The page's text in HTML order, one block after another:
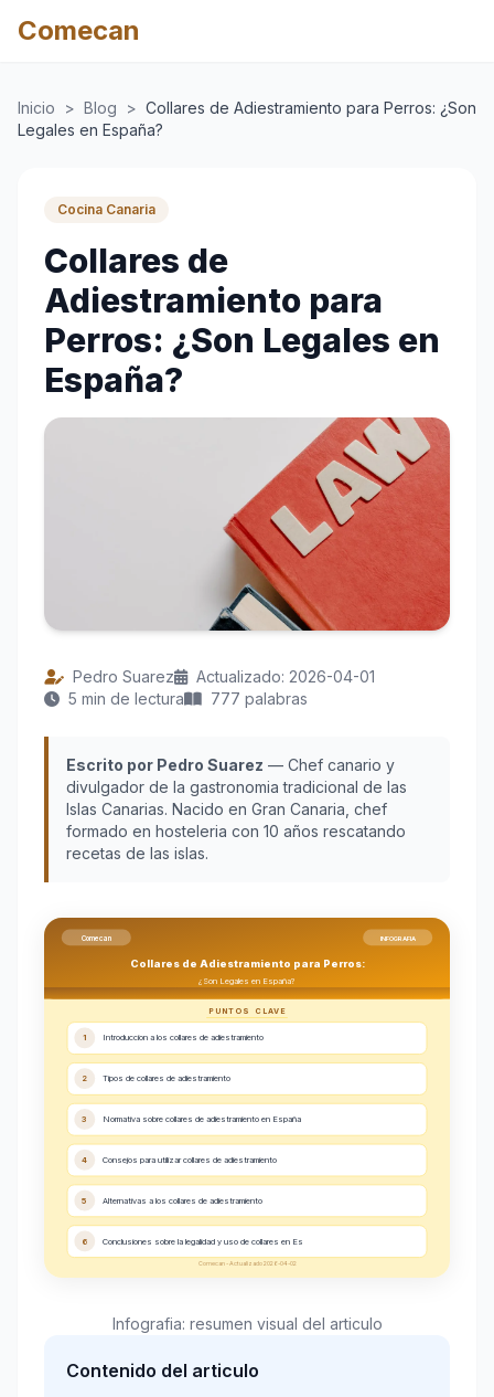
Comecan
Inicio > Blog > Collares de Adiestramiento para Perros: ¿Son
Legales en España?
Cocina Canaria
Collares de
Adiestramiento para
Perros: ¿Son Legales en
España?
Pedro Suarez
Actualizado: 2026-04-01
5 min de lectura
777 palabras
Escrito por Pedro Suarez — Chef canario y
divulgador de la gastronomia tradicional de las
Islas Canarias. Nacido en Gran Canaria, chef
formado en hosteleria con 10 años rescatando
recetas de las islas.
Comecan INFOGRAFIA
Collares de Adiestramiento para Perros:
¿Son Legales en España?
PUNTOS CLAVE
1 Introduccion a los collares de adiestramiento
2 Tipos de collares de adiestramiento
3 Normativa sobre collares de adiestramiento en España
4 Consejos para utilizar collares de adiestramiento
5 Alternativas a los collares de adiestramiento
6 Conclusiones sobre la legalidad y uso de collares en Es
Comecan - Actualizado 2026-04-02
Infografia: resumen visual del articulo
Contenido del articulo